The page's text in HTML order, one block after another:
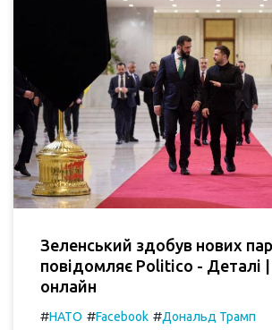
Зеленський здобув нових
повідомляє Politico - Деталі |
онлайн
#НАТО #Facebook #Дональд Трамп